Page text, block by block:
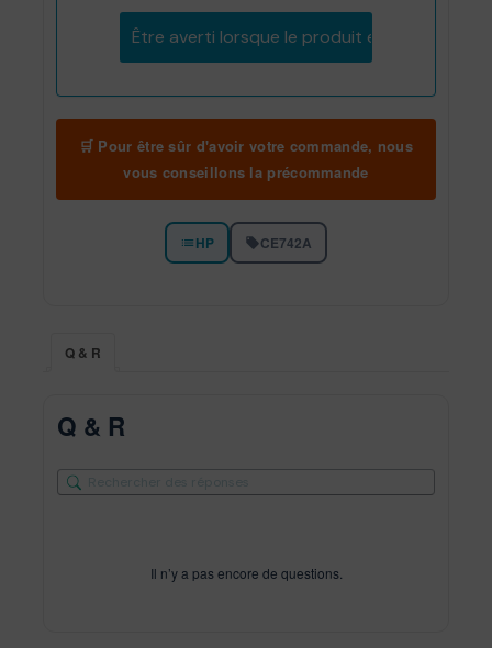
Être averti lorsque le produit est en stock
🛒 Pour être sûr d'avoir votre commande, nous
vous conseillons la précommande
HP CE742A
Q & R
Q & R
Il n’y a pas encore de questions.